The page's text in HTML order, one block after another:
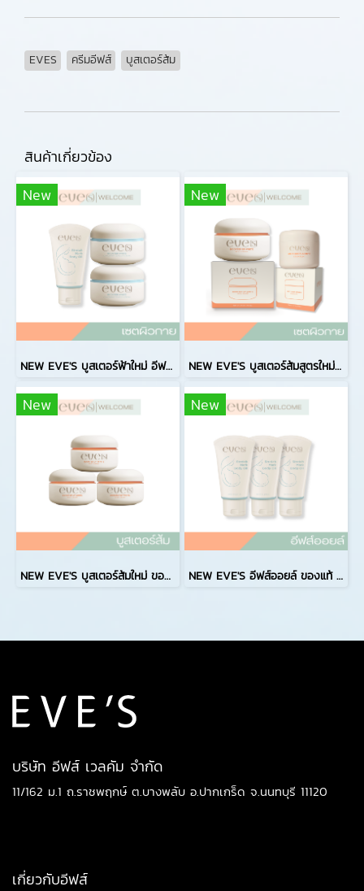
EVES ครีมอีฟส์ บูสเตอร์ส้ม
สินค้าเกี่ยวข้อง
New
NEW EVE'S บูสเตอร์ฟ้าใหม่ อีฟส์ออยล์ใหม่ ของแท้ บูสเตอร์ฟ้าสูตรใหม่ คู่กับ อีฟส์ออยล์ใหม่ ครีมอีฟส์ EVES สูตรใหม่
New
NEW EVE'S บูสเตอร์ส้มสูตรใหม่ล่าสุด ครีมอีฟส์ Booster EVES สูตรใหม่ บำรุงผิวกาย ครีมทารักแร้สูตรใหม่ ลดกลิ่นกาย ลดกลิ่นเหงื่อ
New
NEW EVE'S บูสเตอร์ส้มใหม่ ของแท้ บูสเตอร์ส้มสูตรใหม่ล่าสุด ครีมอีฟส์ Booster EVES สูตรใหม่
New
NEW EVE'S อีฟส์ออยล์ ของแท้ ครีมอีฟส์ อีฟส์ออยล์ฟ้า สูตรใหม่ evesoli ตั้งครรภ์ใช้ได้ แนะนำคุณแม่ตั้งครรภ์
บริษัท อีฟส์ เวลคัม จำกัด
11/162 ม.1 ถ.ราชพฤกษ์ ต.บางพลับ อ.ปากเกร็ด จ.นนทบุรี 11120
เกี่ยวกับอีฟส์